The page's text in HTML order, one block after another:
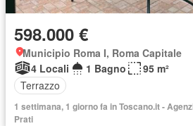
598.000 €
Municipio Roma I, Roma Capitale
4 Locali
1 Bagno
95 m²
Terrazzo
1 settimana, 1 giorno fa in Toscano.it -
Prati